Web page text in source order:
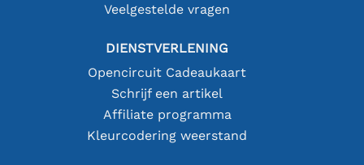
Veelgestelde vragen
DIENSTVERLENING
Opencircuit Cadeaukaart
Schrijf een artikel
Affiliate programma
Kleurcodering weerstand